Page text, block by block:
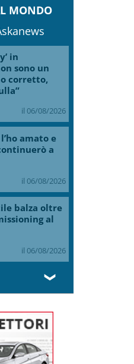
MONDO
in
sono un
corretto,
il 06/08/2026
amato e
a
il 06/08/2026
balza oltre
al
il 06/08/2026
❯